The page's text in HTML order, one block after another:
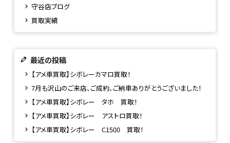
守谷店ブログ
買取実績
最近の投稿
【アメ車買取】シボレーカマロ買取！
7月も沢山のご来店、ご成約、ご納車ありがとうございました！
【アメ車買取】シボレー タホ 買取！
【アメ車買取】シボレー アストロ買取！
【アメ車買取】シボレー C1500 買取！